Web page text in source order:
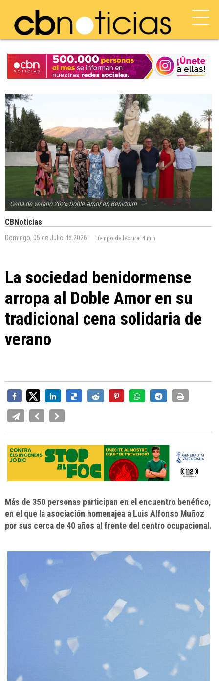
Cena de verano 2026 Doble Amor en Benidorm
CBNoticias
Domingo, 05 de Julio de 2026 Tiempo de lectura: 4 min
La sociedad benidormense
arropa al Doble Amor en su
tradicional cena solidaria de
verano
Más de 350 personas participan en el encuentro benéfico,
en el que la asociación homenajea a Luis Alfonso Muñoz
por sus cerca de 40 años al frente del centro ocupacional.